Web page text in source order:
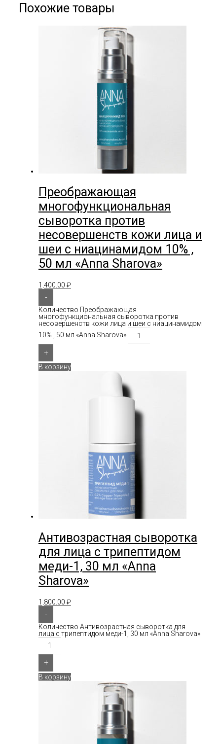
Похожие товары
Преображающая
многофункциональная
сыворотка против
несовершенств кожи лица и
шеи с ниацинамидом 10% ,
50 мл «Anna Sharova»
1,400.00 ₽
-
Количество Преображающая
многофункциональная сыворотка против
несовершенств кожи лица и шеи с ниацинамидом
10% , 50 мл «Anna Sharova»
+
В корзину
Антивозрастная сыворотка
для лица с трипептидом
меди-1, 30 мл «Anna
Sharova»
1,800.00 ₽
-
Количество Антивозрастная сыворотка для
лица с трипептидом меди-1, 30 мл «Anna Sharova»
+
В корзину